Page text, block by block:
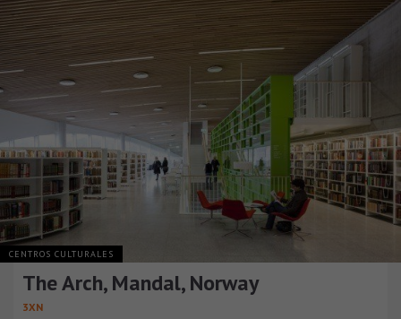
CENTROS CULTURALES
The Arch, Mandal, Norway
3XN